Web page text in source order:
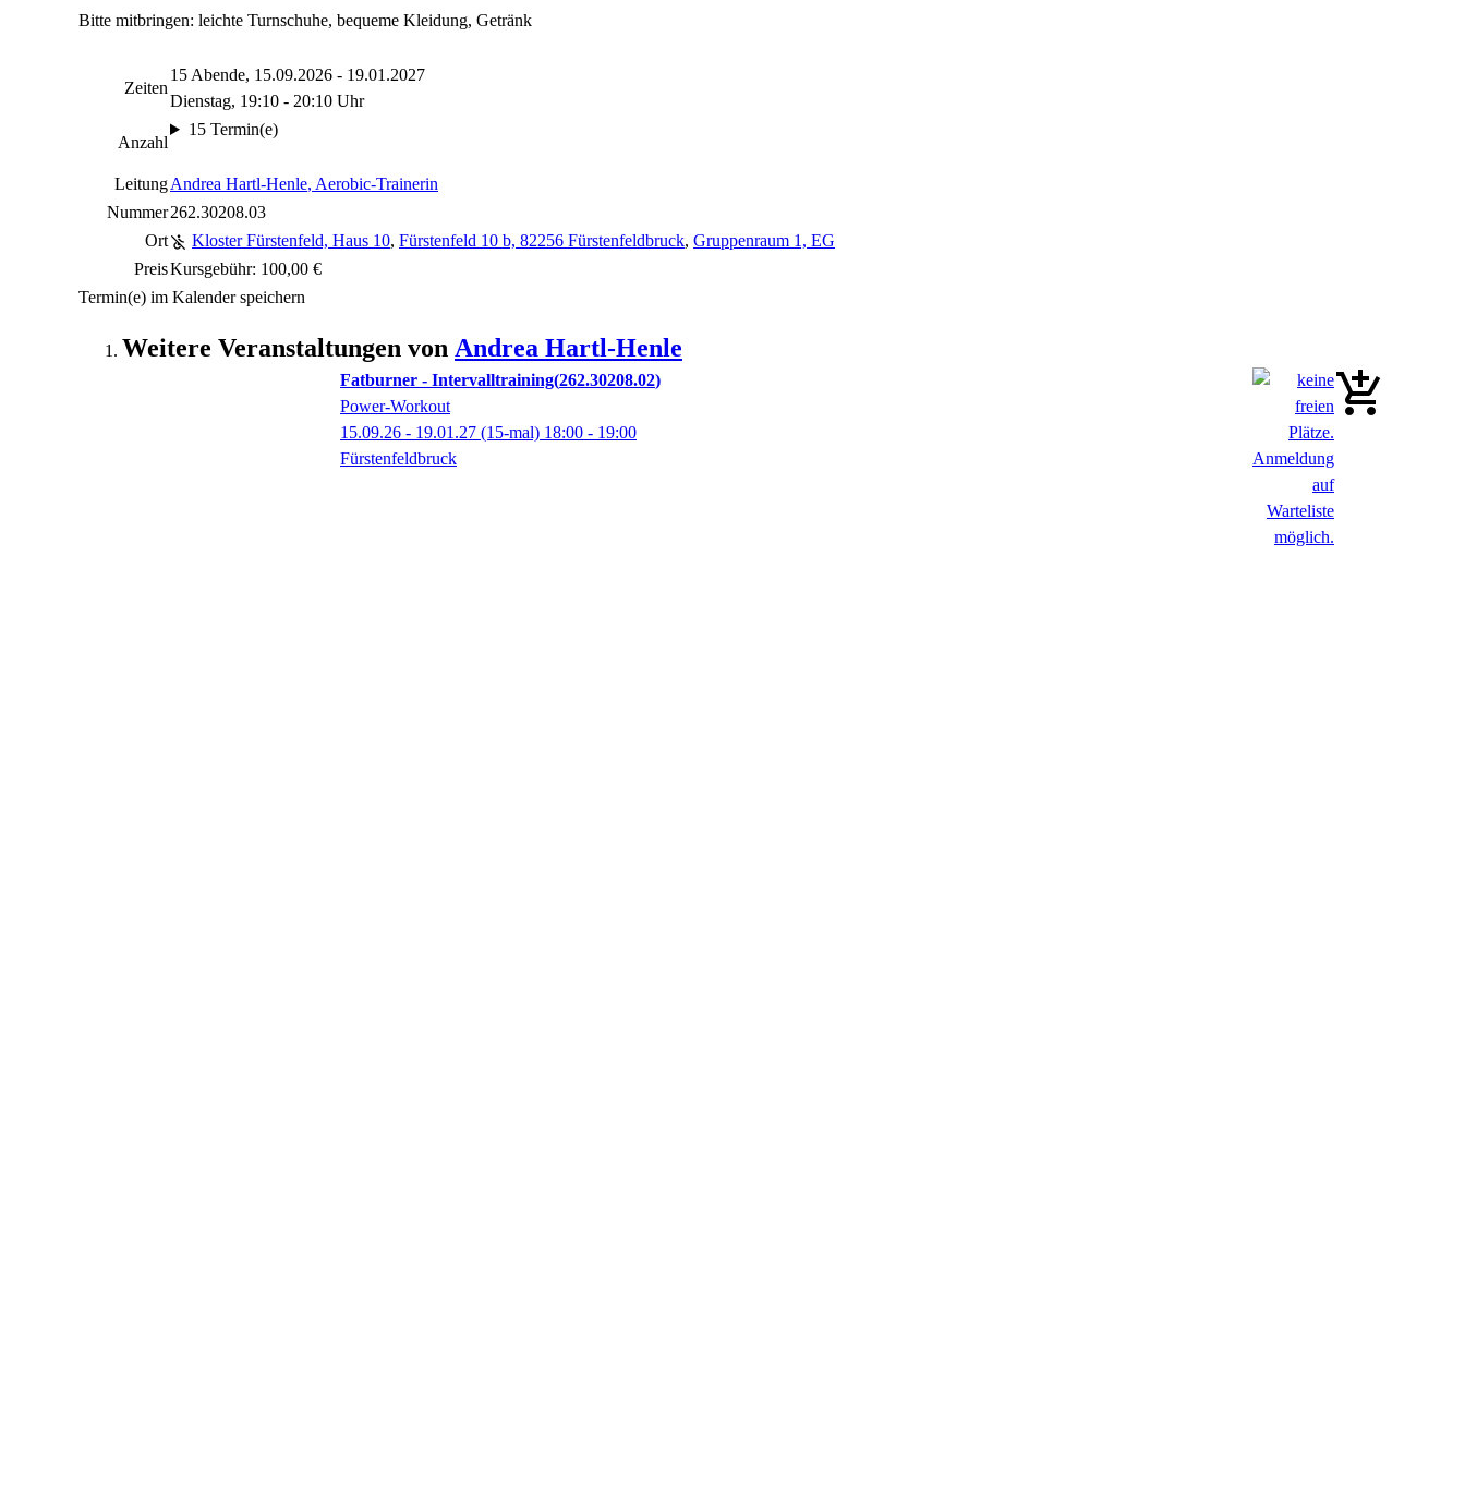
Bitte mitbringen: leichte Turnschuhe, bequeme Kleidung, Getränk
Zeiten
15 Abende, 15.09.2026 - 19.01.2027
Dienstag, 19:10 - 20:10 Uhr
Anzahl
15 Termin(e)
LeitungAndrea Hartl-Henle, Aerobic-Trainerin
Nummer262.30208.03
Ort
Kloster Fürstenfeld, Haus 10, Fürstenfeld 10 b, 82256 Fürstenfeldbruck, Gruppenraum 1, EG
PreisKursgebühr: 100,00 €
Termin(e) im Kalender speichern
Weitere Veranstaltungen von Andrea Hartl-Henle
Fatburner - Intervalltraining 262.30208.02
Power-Workout
15.09.26 - 19.01.27 (15-mal) 18:00 - 19:00
Fürstenfeldbruck